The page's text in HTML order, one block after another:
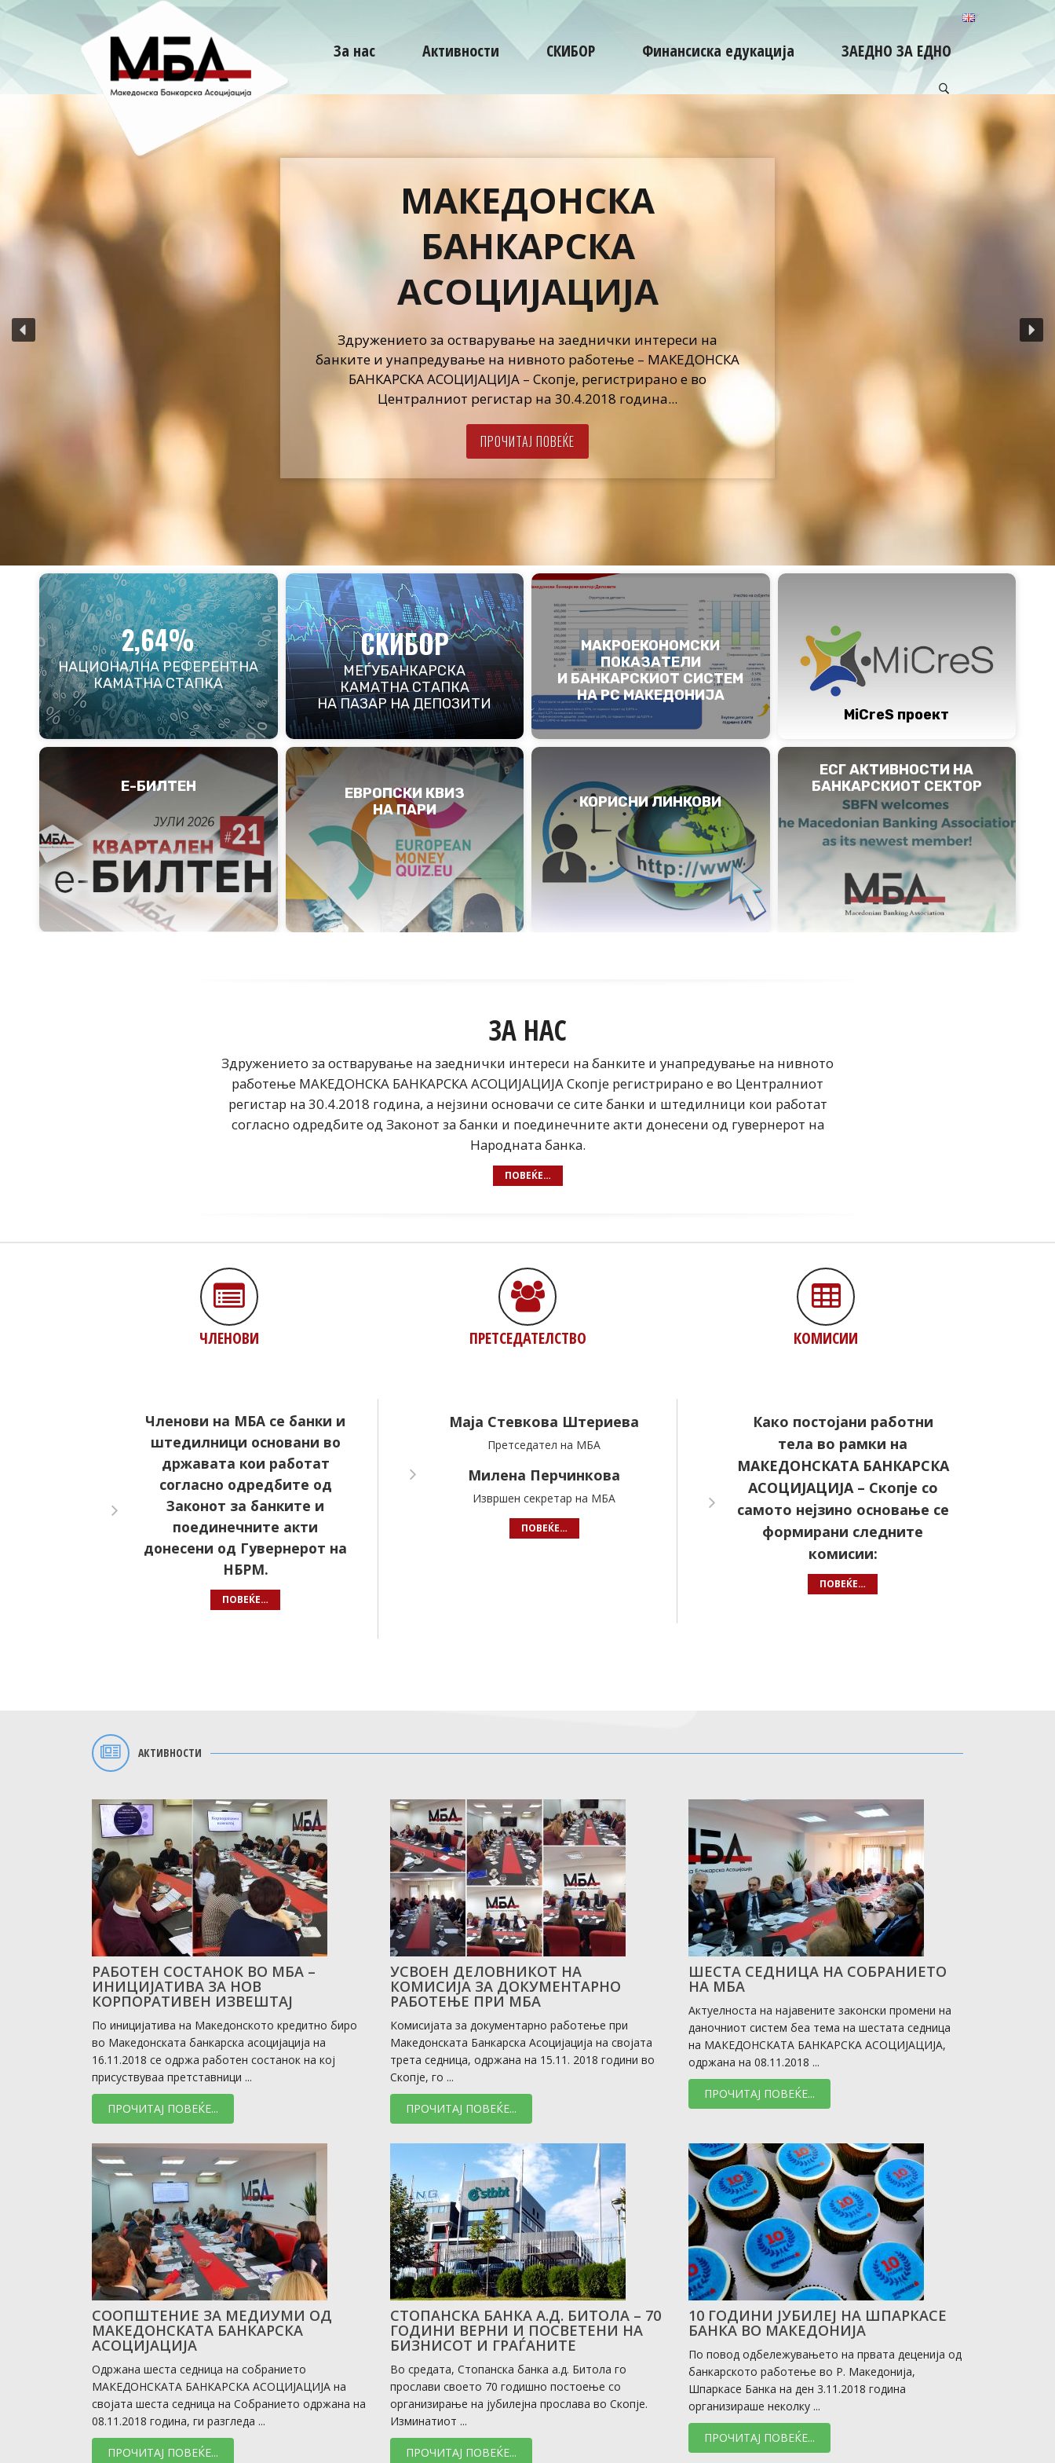
За нас Активности СКИБОР Финансиска едукација ЗАЕДНО ЗА ЕДНО
МАКЕДОНСКА
БАНКАРСКА
АСОЦИЈАЦИЈА
Здружението за остварување на заеднички интереси на
банките и унапредување на нивното работење – МАКЕДОНСКА
БАНКАРСКА АСОЦИЈАЦИЈА – Скопје, регистрирано e во
Централниот регистар на 30.4.2018 година...
ПРОЧИТАЈ ПОВЕЌЕ
Објавен дваесет и првиот број
на МБА Е-билтен
ПРОЧИТАЈ ПОВЕЌЕ
2,64%
НАЦИОНАЛНА РЕФЕРЕНТНА
КАМАТНА СТАПКА
СКИБОР
МЕЃУБАНКАРСКА
КАМАТНА СТАПКА
НА ПАЗАР НА ДЕПОЗИТИ
МАКРОЕКОНОМСКИ
ПОКАЗАТЕЛИ
И БАНКАРСКИОТ СИСТЕМ
НА РС МАКЕДОНИЈА
MiCreS проект
Е-БИЛТЕН
ЕВРОПСКИ КВИЗ
НА ПАРИ
КОРИСНИ ЛИНКОВИ
ЕСГ АКТИВНОСТИ НА
БАНКАРСКИОТ СЕКТОР
ЗА НАС
Здружението за остварување на заеднички интереси на банките и унапредување на нивното
работење МАКЕДОНСКА БАНКАРСКА АСОЦИЈАЦИЈА Скопје регистрирано e во Централниот
регистар на 30.4.2018 година, а нејзини основачи се сите банки и штедилници кои работат
согласно одредбите од Законот за банки и поединечните акти донесени од гувернерот на
Народната банка.
ПОВЕЌЕ…
ЧЛЕНОВИ ПРЕТСЕДАТЕЛСТВО КОМИСИИ
Членови на МБА се банки и
штедилници основани во
државата кои работат
согласно одредбите од
Законот за банките и
поединечните акти
донесени од Гувернерот на
НБРМ.
ПОВЕЌЕ…
Маја Стевкова Штериева
Претседател на МБА
Милена Перчинкова
Извршен секретар на МБА
ПОВЕЌЕ…
Како постојани работни
тела во рамки на
МАКЕДОНСКАТА БАНКАРСКА
АСОЦИЈАЦИЈА – Скопје со
самото нејзино основање се
формирани следните
комисии:
ПОВЕЌЕ…
АКТИВНОСТИ
РАБОТЕН СОСТАНОК ВО МБА –
ИНИЦИЈАТИВА ЗА НОВ
КОРПОРАТИВЕН ИЗВЕШТАЈ
По иницијатива на Македонското кредитно биро
во Македонската банкарска асоцијација на
16.11.2018 се одржа работен состанок на кој
присуствуваа претставници ...
ПРОЧИТАЈ ПОВЕЌЕ...
УСВОЕН ДЕЛОВНИКОТ НА
КОМИСИЈА ЗА ДОКУМЕНТАРНО
РАБОТЕЊЕ ПРИ МБА
Комисијата за документарно работење при
Македонската Банкарска Асоцијација на својата
трета седница, одржана на 15.11. 2018 години во
Скопје, го ...
ПРОЧИТАЈ ПОВЕЌЕ...
ШЕСТА СЕДНИЦА НА СОБРАНИЕТО
НА МБА
Актуелноста на најавените законски промени на
даночниот систем беа тема на шестата седница
на МАКЕДОНСКАТА БАНКАРСКА АСОЦИЈАЦИЈА,
одржана на 08.11.2018 ...
ПРОЧИТАЈ ПОВЕЌЕ...
СООПШТЕНИЕ ЗА МЕДИУМИ ОД
МАКЕДОНСКАТА БАНКАРСКА
АСОЦИЈАЦИЈА
Одржана шеста седница на собранието
МАКЕДОНСКАТА БАНКАРСКА АСОЦИЈАЦИЈА на
својата шеста седница на Собранието одржана на
08.11.2018 година, ги разгледа ...
ПРОЧИТАЈ ПОВЕЌЕ...
СТОПАНСКА БАНКА А.Д. БИТОЛА – 70
ГОДИНИ ВЕРНИ И ПОСВЕТЕНИ НА
БИЗНИСОТ И ГРАЃАНИТЕ
Во средата, Стопанска банка а.д. Битола го
прослави своето 70 годишно постоење со
организирање на јубилејна прослава во Скопје.
Изминатиот ...
ПРОЧИТАЈ ПОВЕЌЕ...
10 ГОДИНИ ЈУБИЛЕЈ НА ШПАРКАСЕ
БАНКА ВО МАКЕДОНИЈА
По повод одбележувањето на првата деценија од
банкарското работење во Р. Македонија,
Шпаркасе Банка на ден 3.11.2018 година
организираше неколку ...
ПРОЧИТАЈ ПОВЕЌЕ...